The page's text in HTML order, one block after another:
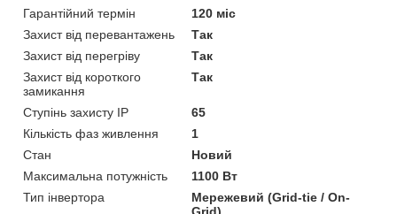
Гарантійний термін
120 міс
Захист від перевантажень
Так
Захист від перегріву
Так
Захист від короткого
замикання
Так
Ступінь захисту IP
65
Кількість фаз живлення
1
Стан
Новий
Максимальна потужність
1100 Вт
Тип інвертора
Мережевий (Grid-tie / On-